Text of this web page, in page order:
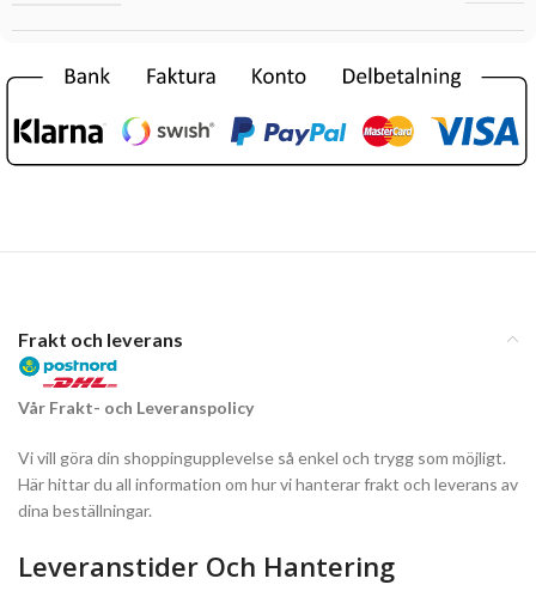
Frakt och leverans
Vår Frakt- och Leveranspolicy
Vi vill göra din shoppingupplevelse så enkel och trygg som möjligt.
Här hittar du all information om hur vi hanterar frakt och leverans av
dina beställningar.
Leveranstider Och Hantering